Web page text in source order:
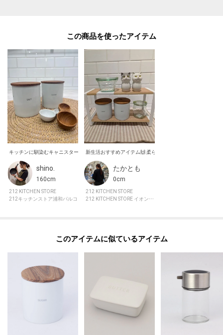
この商品を使った
shino.
160cm
212 KITCHEN STORE
212キッチンストア浦和パルコ
たかとも
0cm
212 KITCHEN STORE
212 KITCHEN STORE イオンモール水戸内原
このアイテムに似ているアイテム